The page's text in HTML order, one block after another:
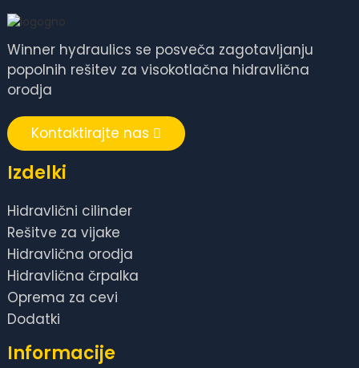
Winner hydraulics se posveča zagotavljanju
popolnih rešitev za visokotlačna hidravlična
orodja
Kontaktirajte nas
Izdelki
Hidravlični cilinder
Rešitve za vijake
Hidravlična orodja
Hidravlična črpalka
Oprema za cevi
Dodatki
Informacije